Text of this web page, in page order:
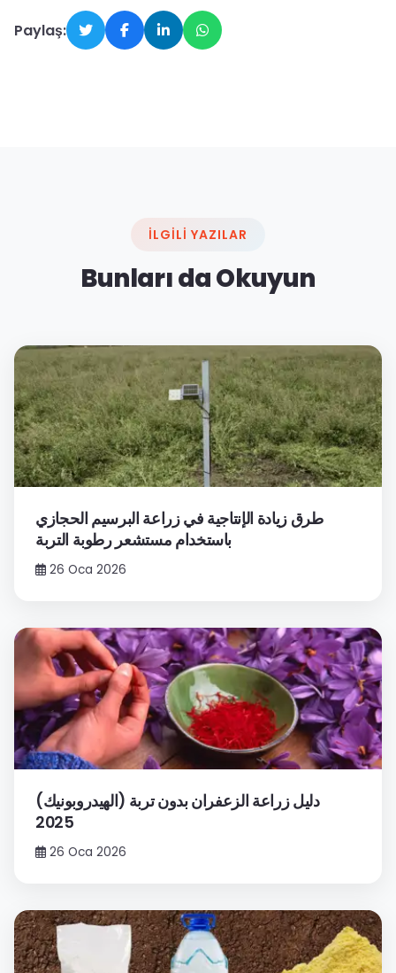
Paylaş:
İLGILI YAZILAR
Bunları da Okuyun
طرق زيادة الإنتاجية في زراعة البرسيم الحجازي
باستخدام مستشعر رطوبة التربة
26 Oca 2026
دليل زراعة الزعفران بدون تربة (الهيدروبونيك)
2025
26 Oca 2026